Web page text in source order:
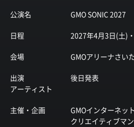
公演名 GMO SONIC 2027
日程 2027年4月3日(土)
会場 GMOアリーナさい
出演
アーティスト
後日発表
主催・企画
GMOインターネッ
クリエイティブマ